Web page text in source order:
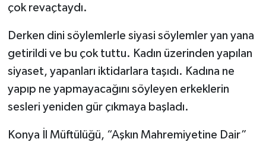
çok revaçtaydı.
Derken dini söylemlerle siyasi söylemler yan yana
getirildi ve bu çok tuttu. Kadın üzerinden yapılan
siyaset, yapanları iktidarlara taşıdı. Kadına ne
yapıp ne yapmayacağını söyleyen erkeklerin
sesleri yeniden gür çıkmaya başladı.
Konya İl Müftülüğü, “Aşkın Mahremiyetine Dair”